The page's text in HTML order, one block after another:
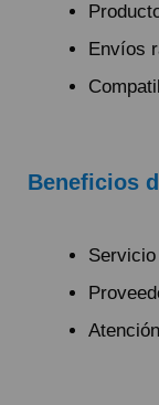
Envíos
Beneficios